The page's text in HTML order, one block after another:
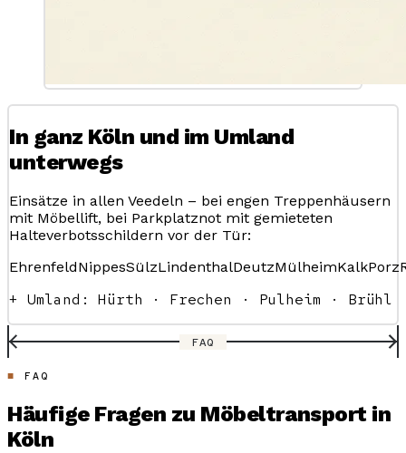
In ganz Köln und im Umland
unterwegs
Einsätze in allen Veedeln – bei engen Treppenhäusern
mit Möbellift, bei Parkplatznot mit gemieteten
Halteverbotsschildern vor der Tür:
EhrenfeldNippesSülzLindenthalDeutzMülheimKalkPorz
+ Umland: Hürth · Frechen · Pulheim · Brühl
FAQ
FAQ
Häufige Fragen zu Möbeltransport in
Köln